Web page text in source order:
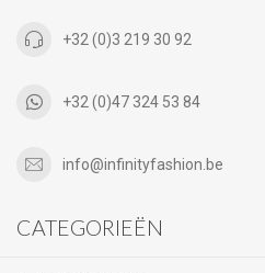
+32 (0)3 219 30 92
+32 (0)47 324 53 84
info@infinityfashion.be
CATEGORIEËN